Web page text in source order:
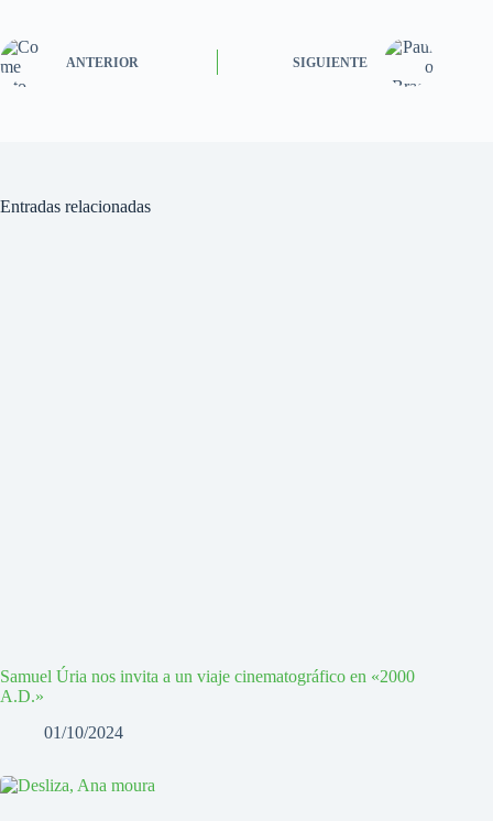
ANTERIOR SIGUIENTE
Entradas relacionadas
Samuel Úria nos invita a un viaje cinematográfico en «2000
A.D.»
01/10/2024